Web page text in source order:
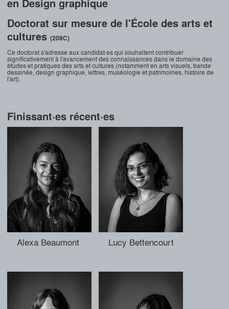
en Design graphique
Doctorat sur mesure de l'École des arts et
cultures(208C)
Ce doctorat s'adresse aux candidat·es qui souhaitent contribuer
significativement à l'avancement des connaissances dans le domaine des
études et pratiques des arts et cultures (notamment en arts visuels, bande
dessinée, design graphique, lettres, muséologie et patrimoines, histoire de
l'art).
Finissant·es récent·es
Alexa Beaumont Lucy Bettencourt